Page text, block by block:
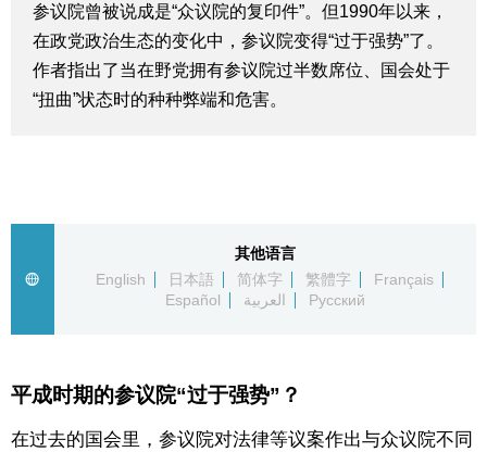
深度报道
视觉日本
日本信息库
人物访谈
参议院曾被说成是“众议院的复印件”。但1990年以来，
在政党政治生态的变化中，参议院变得“过于强势”了。
作者指出了当在野党拥有参议院过半数席位、国会处于
“扭曲”状态时的种种弊端和危害。
其他语言
English
日本語 简体字 繁體字
Français
Español
العربية Русский
平成时期的参议院“过于强势”？
在过去的国会里，参议院对法律等议案作出与众议院不同